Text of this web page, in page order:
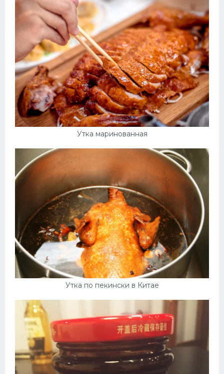
Утка маринованная
Утка по пекински в Китае